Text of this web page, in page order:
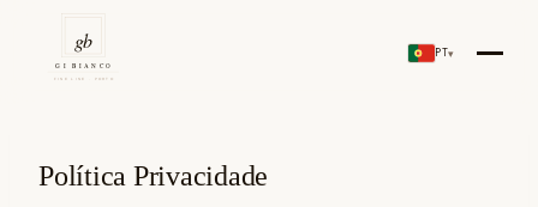
content
Gi Bianco Tattoo Porto
PT▾
Política Privacidade